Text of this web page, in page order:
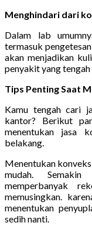
Menghindari dari
Dalam lab
termasuk
akan menjadikan
penyakit yang
Tips Penting Saat
Kamu tengah cari
kantor? Berikut
menentukan jasa
belakang.
Menentukan
mudah.
memperbanyak
memusingkan.
menentukan
sedih nanti.